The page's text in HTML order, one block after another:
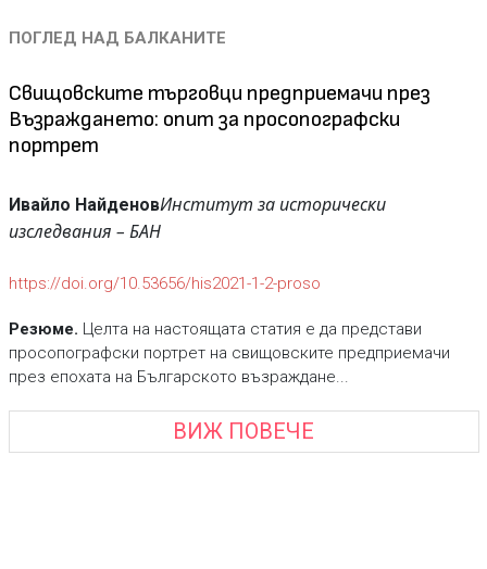
ПОГЛЕД НАД БАЛКАНИТЕ
Свищовските търговци предприемачи през
Възраждането: опит за просопографски
портрет
Ивайло НайденовИнститут за исторически
изследвания – БАН
https://doi.org/10.53656/his2021-1-2-proso
Резюме. Целта на настоящата статия е да представи
просопографски портрет на свищовските предприемачи
през епохата на Българското възраждане...
ВИЖ ПОВЕЧЕ